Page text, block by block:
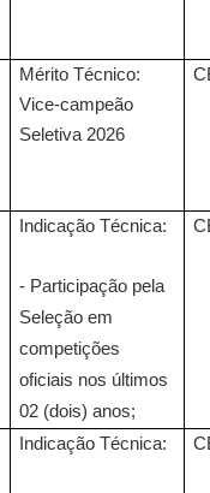
Mérito Técnico:
Vice-campeão
Seletiva 2026
Indicação Técnica:
- Participação pela
Seleção em
competições
oficiais nos últimos
02 (dois) anos;
Indicação Técnica: